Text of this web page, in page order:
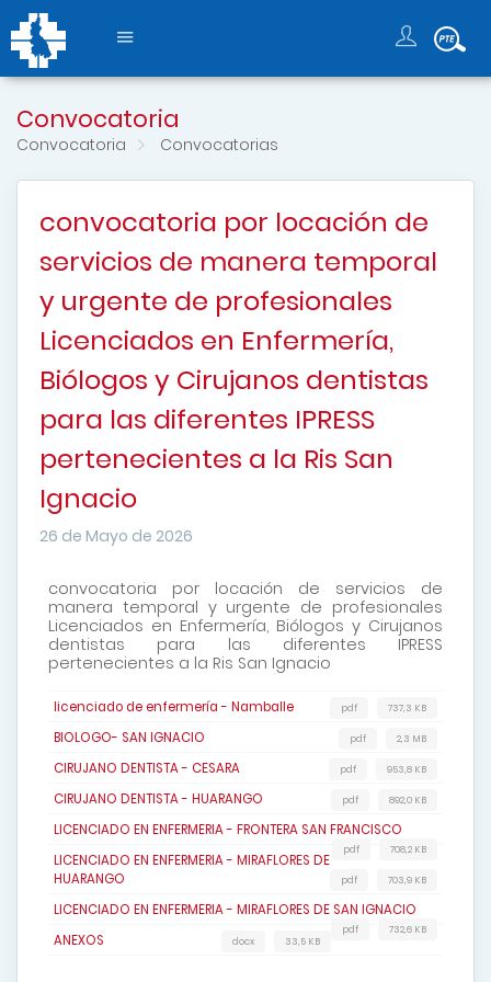
Convocatoria
Convocatoria Convocatorias
convocatoria por locación de
servicios de manera temporal
y urgente de profesionales
Licenciados en Enfermería,
Biólogos y Cirujanos dentistas
para las diferentes IPRESS
pertenecientes a la Ris San
Ignacio
26 de Mayo de 2026
convocatoria por locación de servicios de
manera temporal y urgente de profesionales
Licenciados en Enfermería, Biólogos y Cirujanos
dentistas para las diferentes IPRESS
pertenecientes a la Ris San Ignacio
licenciado de enfermería - Namballe 737,3 KB
pdf
BIOLOGO- SAN IGNACIO 2,3 MB
pdf
CIRUJANO DENTISTA - CESARA 953,8 KB
pdf
CIRUJANO DENTISTA - HUARANGO 892,0 KB
pdf
LICENCIADO EN ENFERMERIA - FRONTERA SAN FRANCISCO
708,2 KB
pdf
LICENCIADO EN ENFERMERIA - MIRAFLORES DE
HUARANGO
703,9 KB
pdf
LICENCIADO EN ENFERMERIA - MIRAFLORES DE SAN IGNACIO
732,6 KB
pdf
ANEXOS 33,5 KB
docx